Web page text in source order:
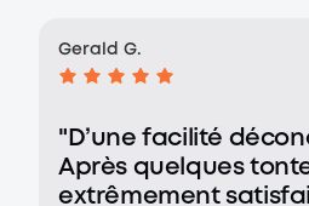
Gerald G.
"D’une facilité
Après quelques
extrêmement